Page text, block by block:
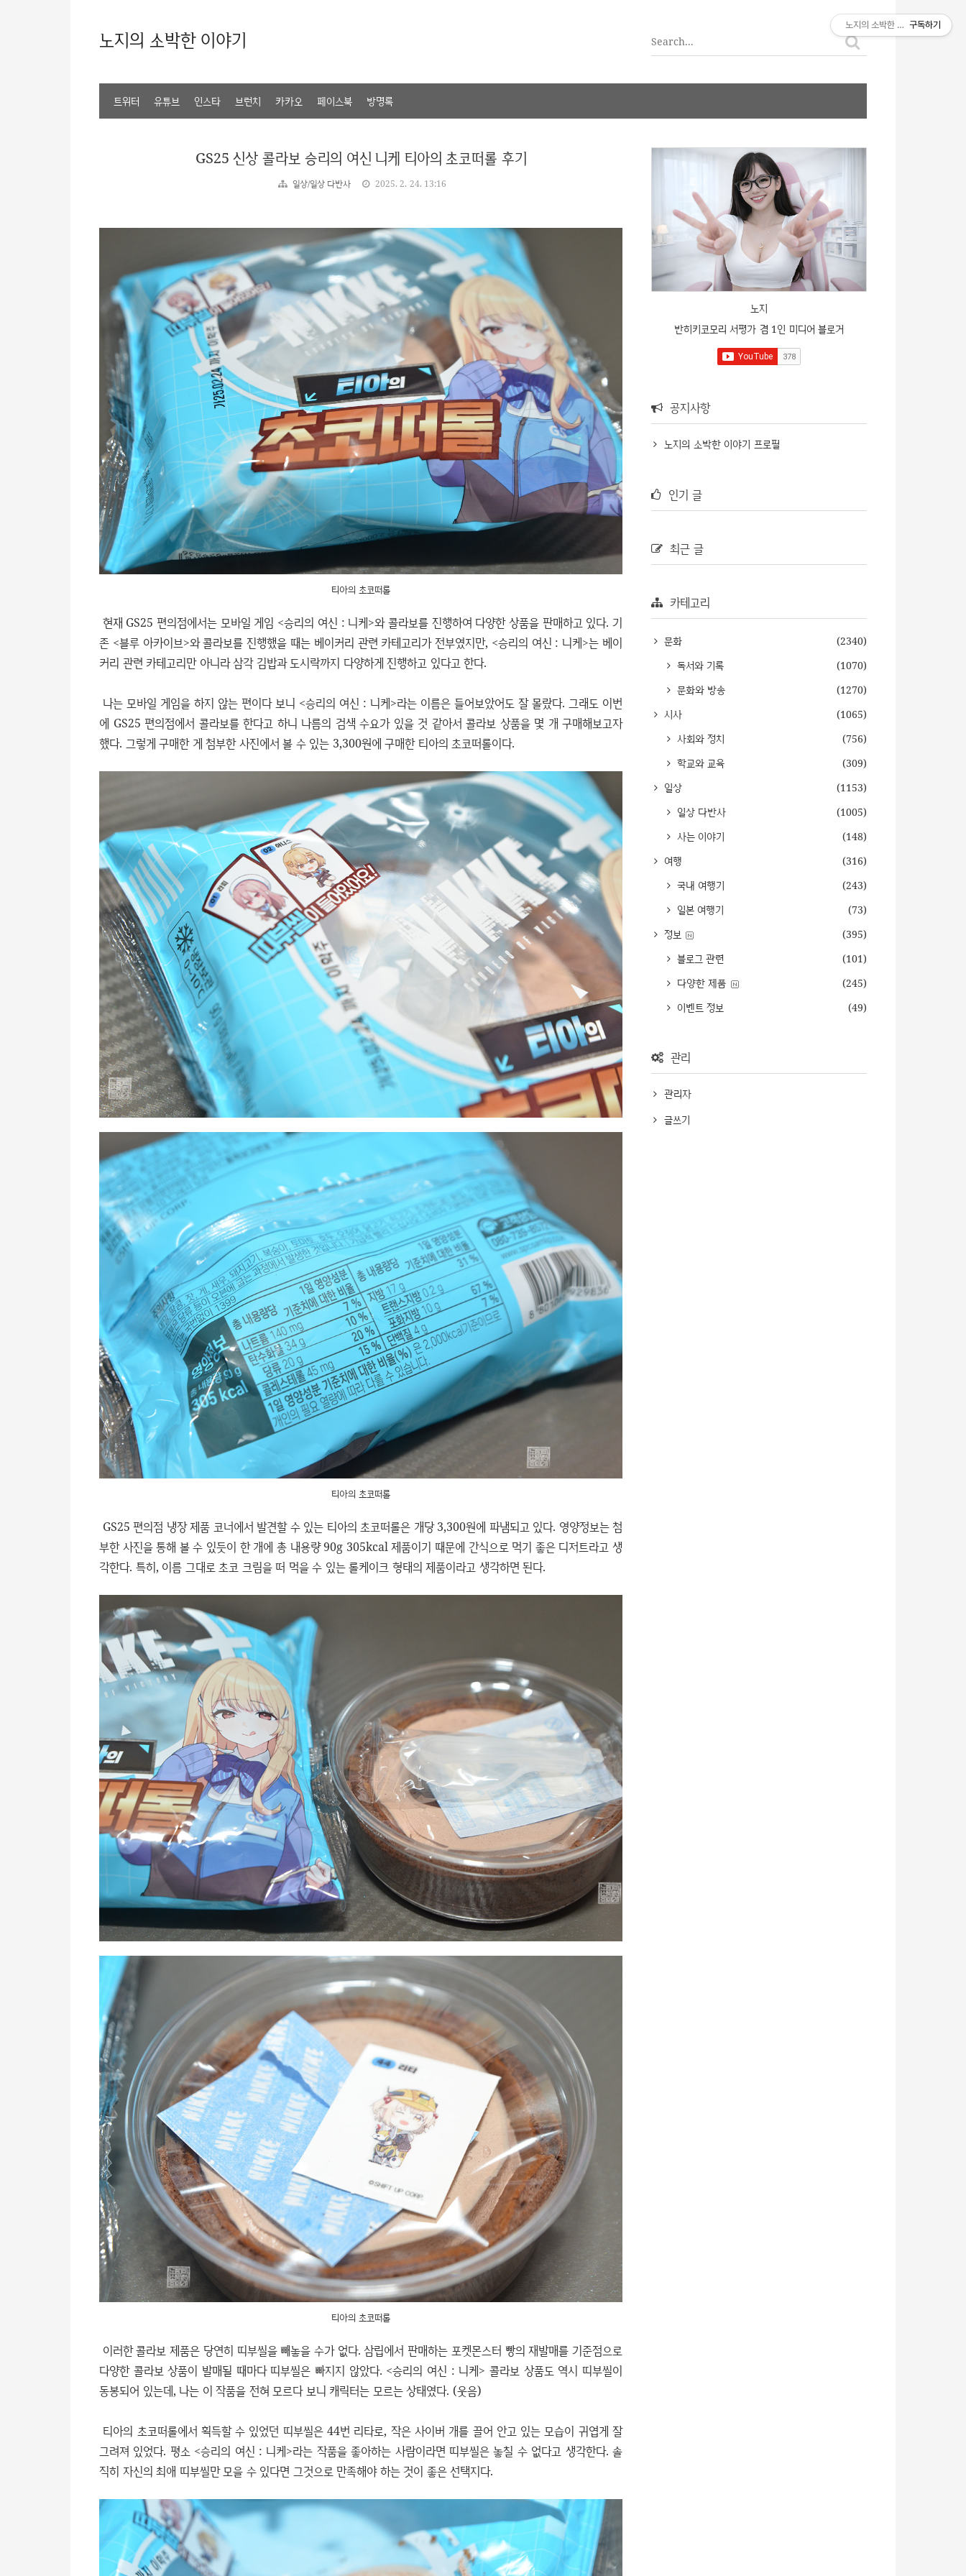
노지의 소박한 이야기
트위터 유튜브 인스타 브런치 카카오 페이스북 방명록
GS25 신상 콜라보 승리의 여신 니케 티아의 초코떠롤 후기
일상/일상 다반사 2025. 2. 24. 13:16
티아의 초코떠롤
현재 GS25 편의점에서는 모바일 게임 <승리의 여신 : 니케>와 콜라보를 진행하여 다양한 상품을 판매하고 있다. 기
존 <블루 아카이브>와 콜라보를 진행했을 때는 베이커리 관련 카테고리가 전부였지만, <승리의 여신 : 니케>는 베이
커리 관련 카테고리만 아니라 삼각 김밥과 도시락까지 다양하게 진행하고 있다고 한다.
나는 모바일 게임을 하지 않는 편이다 보니 <승리의 여신 : 니케>라는 이름은 들어보았어도 잘 몰랐다. 그래도 이번
에 GS25 편의점에서 콜라보를 한다고 하니 나름의 검색 수요가 있을 것 같아서 콜라보 상품을 몇 개 구매해보고자
했다. 그렇게 구매한 게 첨부한 사진에서 볼 수 있는 3,300원에 구매한 티아의 초코떠롤이다.
티아의 초코떠롤
GS25 편의점 냉장 제품 코너에서 발견할 수 있는 티아의 초코떠롤은 개당 3,300원에 파냄되고 있다. 영양정보는 첨
부한 사진을 통해 볼 수 있듯이 한 개에 총 내용량 90g 305kcal 제품이기 때문에 간식으로 먹기 좋은 디저트라고 생
각한다. 특히, 이름 그대로 초코 크림을 떠 먹을 수 있는 롤케이크 형태의 제품이라고 생각하면 된다.
티아의 초코떠롤
이러한 콜라보 제품은 당연히 띠부씰을 빼놓을 수가 없다. 삼립에서 판매하는 포켓몬스터 빵의 재발매를 기준점으로
다양한 콜라보 상품이 발매될 때마다 띠부씰은 빠지지 않았다. <승리의 여신 : 니케> 콜라보 상품도 역시 띠부씰이
동봉되어 있는데, 나는 이 작품을 전혀 모르다 보니 캐릭터는 모르는 상태였다. (웃음)
티아의 초코떠롤에서 획득할 수 있었던 띠부씰은 44번 리타로, 작은 사이버 개를 끌어 안고 있는 모습이 귀엽게 잘
그려져 있었다. 평소 <승리의 여신 : 니케>라는 작품을 좋아하는 사람이라면 띠부씰은 놓칠 수 없다고 생각한다. 솔
직히 자신의 최애 띠부씰만 모을 수 있다면 그것으로 만족해야 하는 것이 좋은 선택지다.
노지
반히키코모리 서평가 겸 1인 미디어 블로거
공지사항
노지의 소박한 이야기 프로필
인기 글
최근 글
카테고리
문화
(2340)
독서와 기록
(1070)
문화와 방송
(1270)
시사
(1065)
사회와 정치
(756)
학교와 교육
(309)
일상
(1153)
일상 다반사
(1005)
사는 이야기
(148)
여행
(316)
국내 여행기
(243)
일본 여행기
(73)
정보
(395)
블로그 관련
(101)
다양한 제품
(245)
이벤트 정보
(49)
관리
관리자
글쓰기
노지의 소박한 이야기구독하기